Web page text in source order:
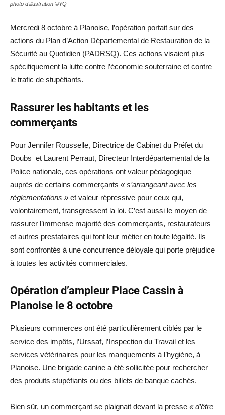
photo d'illustration ©YQ
Mercredi 8 octobre à Planoise, l’opération portait sur des
actions du Plan d’Action Départemental de Restauration de la
Sécurité au Quotidien (PADRSQ). Ces actions visaient plus
spécifiquement la lutte contre l’économie souterraine et contre
le trafic de stupéfiants.
Rassurer les habitants et les
commerçants
Pour Jennifer Rousselle, Directrice de Cabinet du Préfet du
Doubs et Laurent Perraut, Directeur Interdépartemental de la
Police nationale, ces opérations ont valeur pédagogique
auprès de certains commerçants « s’arrangeant avec les
réglementations » et valeur répressive pour ceux qui,
volontairement, transgressent la loi. C’est aussi le moyen de
rassurer l’immense majorité des commerçants, restaurateurs
et autres prestataires qui font leur métier en toute légalité. Ils
sont confrontés à une concurrence déloyale qui porte préjudice
à toutes les activités commerciales.
Opération d’ampleur Place Cassin à
Planoise le 8 octobre
Plusieurs commerces ont été particulièrement ciblés par le
service des impôts, l’Urssaf, l’Inspection du Travail et les
services vétérinaires pour les manquements à l’hygiène, à
Planoise. Une brigade canine a été sollicitée pour rechercher
des produits stupéfiants ou des billets de banque cachés.
Bien sûr, un commerçant se plaignait devant la presse « d’être